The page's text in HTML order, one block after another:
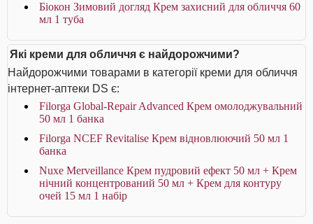
Біокон Зимовий догляд Крем захисний для обличчя 60
мл 1 туба
Які креми для обличчя є найдорожчими?
Найдорожчими товарами в категорії креми для обличчя
інтернет-аптеки DS є:
Filorga Global-Repair Advanced Крем омолоджувальний
50 мл 1 банка
Filorga NCEF Revitalise Крем відновлюючий 50 мл 1
банка
Nuxe Merveillance Крем пудровий ефект 50 мл + Крем
нічний концентрований 50 мл + Крем для контуру
очей 15 мл 1 набір